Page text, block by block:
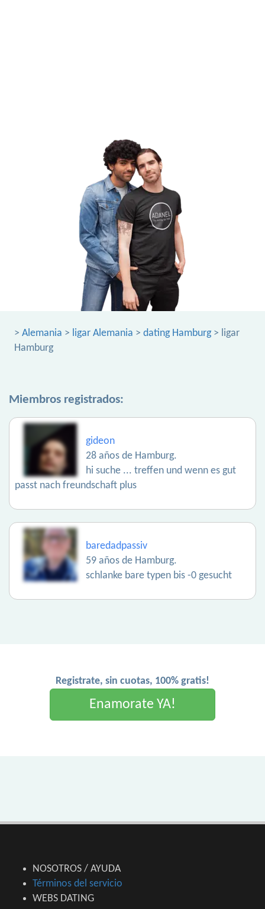
> Alemania > ligar Alemania > dating Hamburg> ligar
Hamburg
Miembros registrados:
gideon
28 años de Hamburg.
hi suche ... treffen und wenn es gut
passt nach freundschaft plus
baredadpassiv
59 años de Hamburg.
schlanke bare typen bis -0 gesucht
Registrate, sin cuotas, 100% gratis!
Enamorate YA!
NOSOTROS / AYUDA
Términos del servicio
WEBS DATING